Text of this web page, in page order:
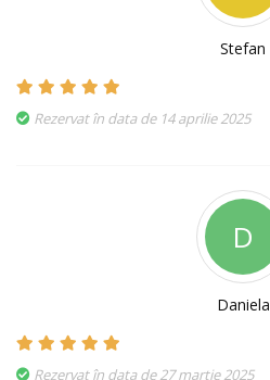
Stefan
Rezervat în data de 14 aprilie 2025
D
Daniela
Rezervat în data de 27 martie 2025